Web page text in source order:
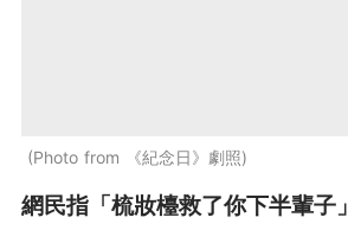
Photo from 《紀念日》劇照
網民指「梳妝檯救了你下半輩子」